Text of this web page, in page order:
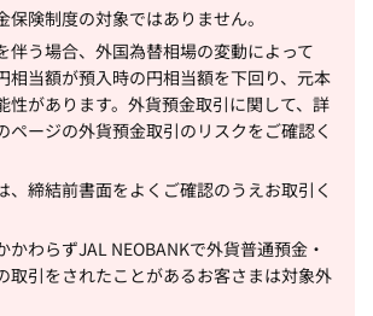
保険制度の対象ではありません。
伴う場合、外国為替相場の変動によって
相当額が預入時の円相当額を下回り、元本
性があります。外貨預金取引に関して、詳
ページの外貨預金取引のリスクをご確認く
、締結前書面をよくご確認のうえお取引く
かわらずJAL NEOBANKで外貨普通預金・
取引をされたことがあるお客さまは対象外